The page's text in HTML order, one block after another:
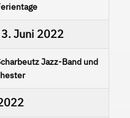
3. Juni 2022
Jazz-Band und